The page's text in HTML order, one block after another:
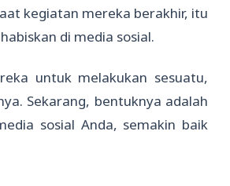
kegiatan mereka berakhir, itu
di media sosial.
untuk melakukan sesuatu,
Sekarang, bentuknya adalah
sosial Anda, semakin baik